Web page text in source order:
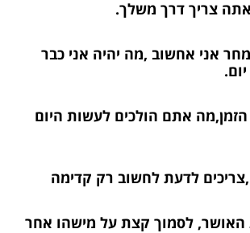
צריך דרך משלך.
אני אחשוב ,מה יהיה אני כבר
אתם הולכים לעשות היום
לדעת לחשוב רק קדימה
לסמוך קצת על מישהו אחר